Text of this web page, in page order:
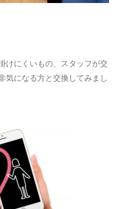
けにくいもの、スタッフが交
気になる方と交換してみまし